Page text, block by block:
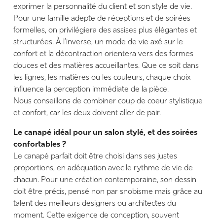
exprimer la personnalité du client et son style de vie.
Pour une famille adepte de réceptions et de soirées
formelles, on privilégiera des assises plus élégantes et
structurées. À l’inverse, un mode de vie axé sur le
confort et la décontraction orientera vers des formes
douces et des matières accueillantes. Que ce soit dans
les lignes, les matières ou les couleurs, chaque choix
influence la perception immédiate de la pièce.
Nous conseillons de combiner coup de coeur stylistique
et confort, car les deux doivent aller de pair.
Le canapé idéal pour un salon stylé, et des soirées
confortables ?
Le canapé parfait doit être choisi dans ses justes
proportions, en adéquation avec le rythme de vie de
chacun. Pour une création contemporaine, son dessin
doit être précis, pensé non par snobisme mais grâce au
talent des meilleurs designers ou architectes du
moment. Cette exigence de conception, souvent